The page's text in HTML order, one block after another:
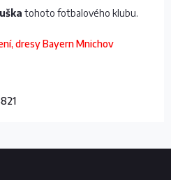
tohoto fotbalového klubu.
dresy Bayern Mnichov